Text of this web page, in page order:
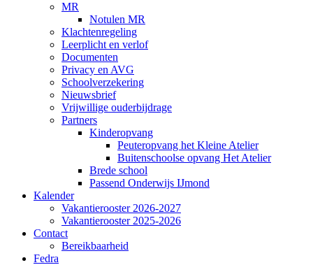
MR
Notulen MR
Klachtenregeling
Leerplicht en verlof
Documenten
Privacy en AVG
Schoolverzekering
Nieuwsbrief
Vrijwillige ouderbijdrage
Partners
Kinderopvang
Peuteropvang het Kleine Atelier
Buitenschoolse opvang Het Atelier
Brede school
Passend Onderwijs IJmond
Kalender
Vakantierooster 2026-2027
Vakantierooster 2025-2026
Contact
Bereikbaarheid
Fedra